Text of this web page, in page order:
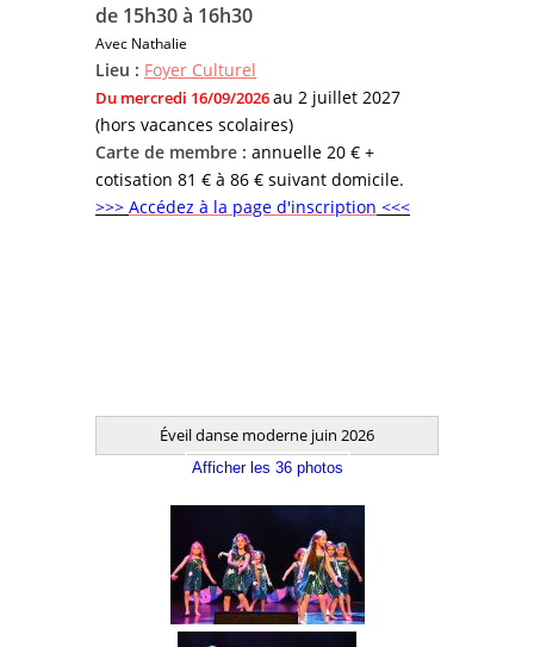
de 15h30 à 16h30
Avec Nathalie
Lieu : Foyer Culturel
Du mercredi 16/09/2026au 2 juillet 2027
(hors vacances scolaires)
Carte de membre : annuelle 20 € +
cotisation 81 € à 86 € suivant domicile.
>>> Accédez à la page d'inscription <<<
Éveil danse moderne juin 2026
Afficher les 36 photos